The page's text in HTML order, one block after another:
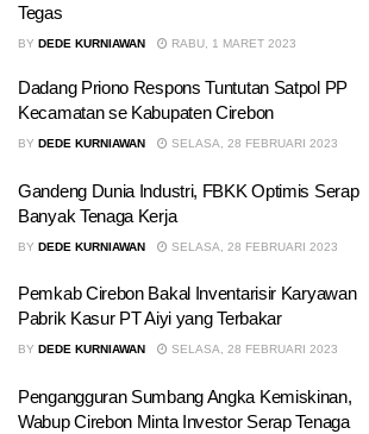
Tegas
BY DEDE KURNIAWAN RABU, 1 MARET 2023
Dadang Priono Respons Tuntutan Satpol PP
Kecamatan se Kabupaten Cirebon
BY DEDE KURNIAWAN SELASA, 28 FEBRUARI 2023
Gandeng Dunia Industri, FBKK Optimis Serap
Banyak Tenaga Kerja
BY DEDE KURNIAWAN SELASA, 28 FEBRUARI 2023
Pemkab Cirebon Bakal Inventarisir Karyawan
Pabrik Kasur PT Aiyi yang Terbakar
BY DEDE KURNIAWAN SELASA, 28 FEBRUARI 2023
Pengangguran Sumbang Angka Kemiskinan,
Wabup Cirebon Minta Investor Serap Tenaga